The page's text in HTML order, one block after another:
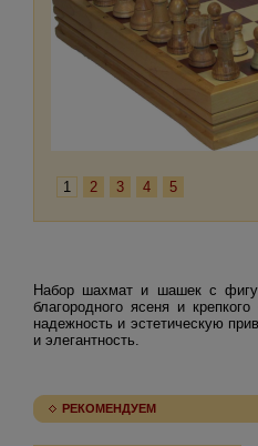
1 2 3 4 5
Набор шахмат и шашек с
благородного ясеня и
надежность и эстетическую
и элегантность.
РЕКОМЕНДУЕМ